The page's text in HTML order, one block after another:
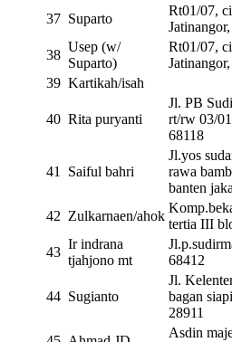
37 Suparto
Rt01/07,
38
Usep (w/
Suparto)
Rt01/07,
39 Kartikah/isah
40 Rita puryanti
Jl. PB
rt/rw 03/
68118
41 Saiful bahri
Jl.yos
rawa
banten
42 Zulkarnaen/ahok
tertia III
43
Ir indrana
tjahjono mt
68412
44 Sugianto
Jl.
bagan
28911
Asdin